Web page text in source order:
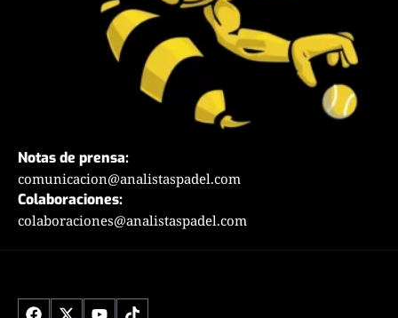
Notas de prensa:
comunicacion@analistaspadel.com
Colaboraciones:
colaboraciones@analistaspadel.com